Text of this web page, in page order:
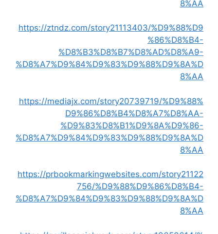
8%AA
https://ztndz.com/story21113403/%D9%88%D9
%86%D8%B4-
%D8%B3%D8%B7%D8%AD%D8%A9-
%D8%A7%D9%84%D9%83%D9%88%D9%8A%D
8%AA
https://mediajx.com/story20739719/%D9%88%
D9%86%D8%B4%D8%A7%D8%AA-
%D9%83%D8%B1%D9%8A%D9%86-
%D8%A7%D9%84%D9%83%D9%88%D9%8A%D
8%AA
https://prbookmarkingwebsites.com/story21122
756/%D9%88%D9%86%D8%B4-
%D8%A7%D9%84%D9%83%D9%88%D9%8A%D
8%AA